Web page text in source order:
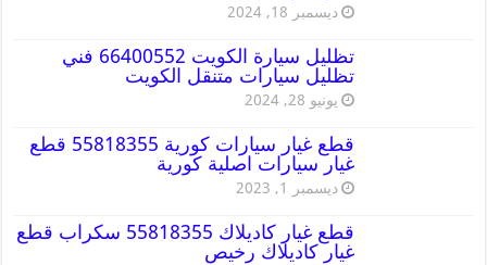
ديسمبر 18, 2024
تظليل سيارة الكويت 66400552 فني
تظليل سيارات متنقل الكويت
يونيو 28, 2024
قطع غيار سيارات كورية 55818355 قطع
غيار سيارات اصلية كورية
ديسمبر 1, 2023
قطع غيار كاديلاك 55818355 سكراب قطع
غيار كاديلاك رخيص